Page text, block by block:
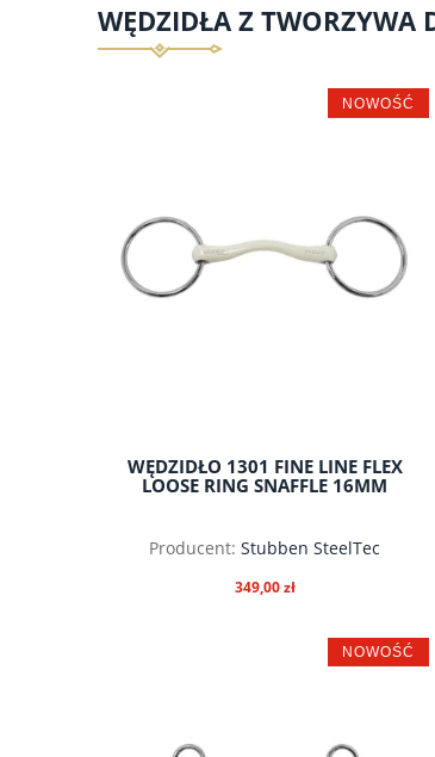
WĘDZIDŁA Z TWORZYWA
WĘDZIDŁO 1301 FINE LINE FLEX
LOOSE RING SNAFFLE 16MM
Producent: Stubben SteelTec
349,00 zł
NOWOŚĆ
NOWOŚĆ